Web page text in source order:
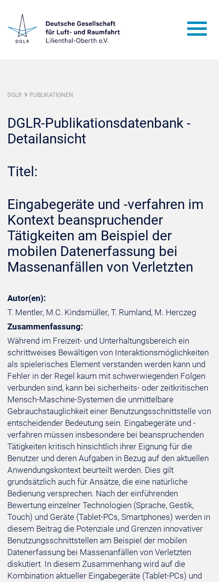
DGLR PUBLIKATIONEN
DGLR-Publikationsdatenbank -
Detailansicht
Titel:
Eingabegeräte und -verfahren im
Kontext beanspruchender
Tätigkeiten am Beispiel der
mobilen Datenerfassung bei
Massenanfällen von Verletzten
Autor(en):
T. Mentler, M.C. Kindsmüller, T. Rumland, M. Herczeg
Zusammenfassung:
Während im Freizeit- und Unterhaltungsbereich ein
schrittweises Bewältigen von Interaktionsmöglichkeiten
als spielerisches Element verstanden werden kann und
Fehler in der Regel kaum mit schwerwiegenden Folgen
verbunden sind, kann bei sicherheits- oder zeitkritischen
Mensch-Maschine-Systemen die unmittelbare
Gebrauchstauglichkeit einer Benutzungsschnittstelle von
entscheidender Bedeutung sein. Eingabegeräte und -
verfahren müssen insbesondere bei beanspruchenden
Tätigkeiten kritisch hinsichtlich ihrer Eignung für die
Benutzer und deren Aufgaben in Bezug auf den aktuellen
Anwendungskontext beurteilt werden. Dies gilt
grundsätzlich auch für Ansätze, die eine natürliche
Bedienung versprechen. Nach der einführenden
Bewertung einzelner Technologien (Sprache, Gestik,
Touch) und Geräte (Tablet-PCs, Smartphones) werden in
diesem Beitrag die Potenziale und Grenzen innovativer
Benutzungsschnittstellen am Beispiel der mobilen
Datenerfassung bei Massenanfällen von Verletzten
diskutiert. In diesem Zusammenhang wird auf die
Kombination aktueller Eingabegeräte (Tablet-PCs) und